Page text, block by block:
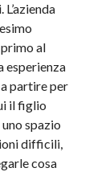
primo al
esperienza
partire per
il figlio
spazio
difficili,
cosa